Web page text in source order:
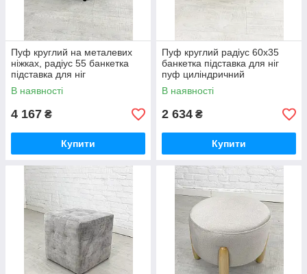
Пуф круглий на металевих
ніжках, радіус 55 банкетка
підставка для ніг
В наявності
4 167 ₴
Купити
Пуф круглий радіус 60х35
банкетка підставка для ніг
пуф циліндричний
В наявності
2 634 ₴
Купити